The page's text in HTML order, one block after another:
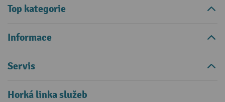
Top kategorie
Informace
Servis
Horká linka služeb